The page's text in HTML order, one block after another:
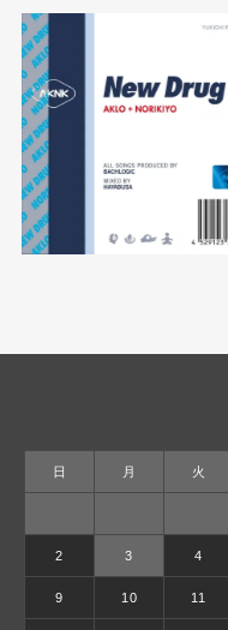
日 月 火
2 3 4
9 10 11